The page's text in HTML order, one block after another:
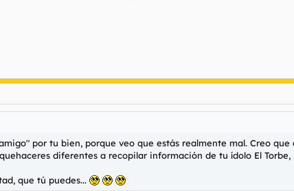
por tu bien, porque veo que estás realmente mal. Creo
diferentes a recopilar información de tu ídolo El Torbe,
que tú puedes...